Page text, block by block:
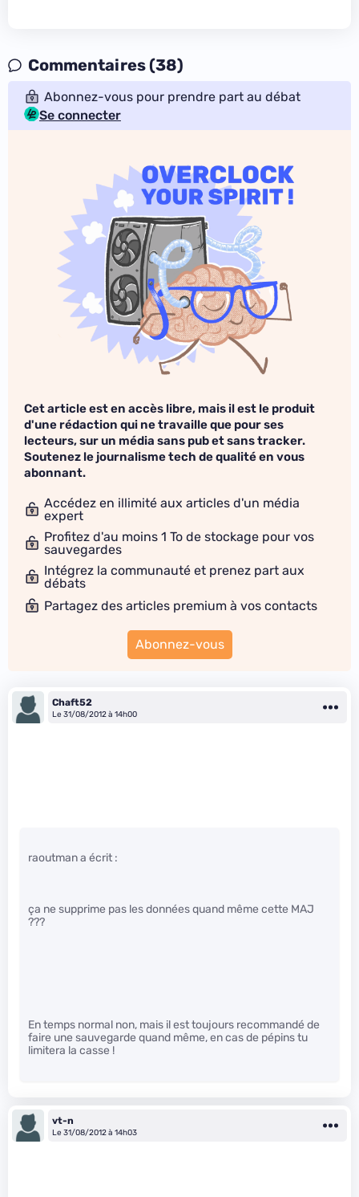
Commentaires (38)
Abonnez-vous pour prendre part au débat
Se connecter
Cet article est en accès libre, mais il est le produit
d'une rédaction qui ne travaille que pour ses
lecteurs, sur un média sans pub et sans tracker.
Soutenez le journalisme tech de qualité en vous
abonnant.
Accédez en illimité aux articles d'un média
expert
Profitez d'au moins 1 To de stockage pour vos
sauvegardes
Intégrez la communauté et prenez part aux
débats
Partagez des articles premium à vos contacts
Abonnez-vous
Chaft52
Le 31/08/2012 à 14h00
raoutman a écrit :
ça ne supprime pas les données quand même cette MAJ
???
En temps normal non, mais il est toujours recommandé de
faire une sauvegarde quand même, en cas de pépins tu
limitera la casse !
vt-n
Le 31/08/2012 à 14h03